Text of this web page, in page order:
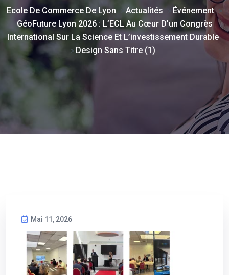
Ecole De Commerce De Lyon Actualités Événement >
GéoFuture Lyon 2026 : L’ECL Au Cœur D’un Congrès
International Sur La Science Et L’investissement Durable
> Design Sans Titre (1)
Mai 11, 2026